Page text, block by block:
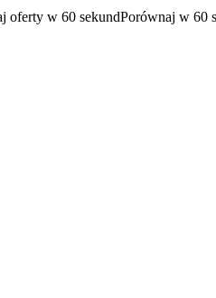
oferty w 60 sekundPorównaj w 60